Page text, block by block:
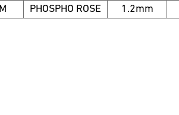
M PHOSPHO ROSE 1.2mm